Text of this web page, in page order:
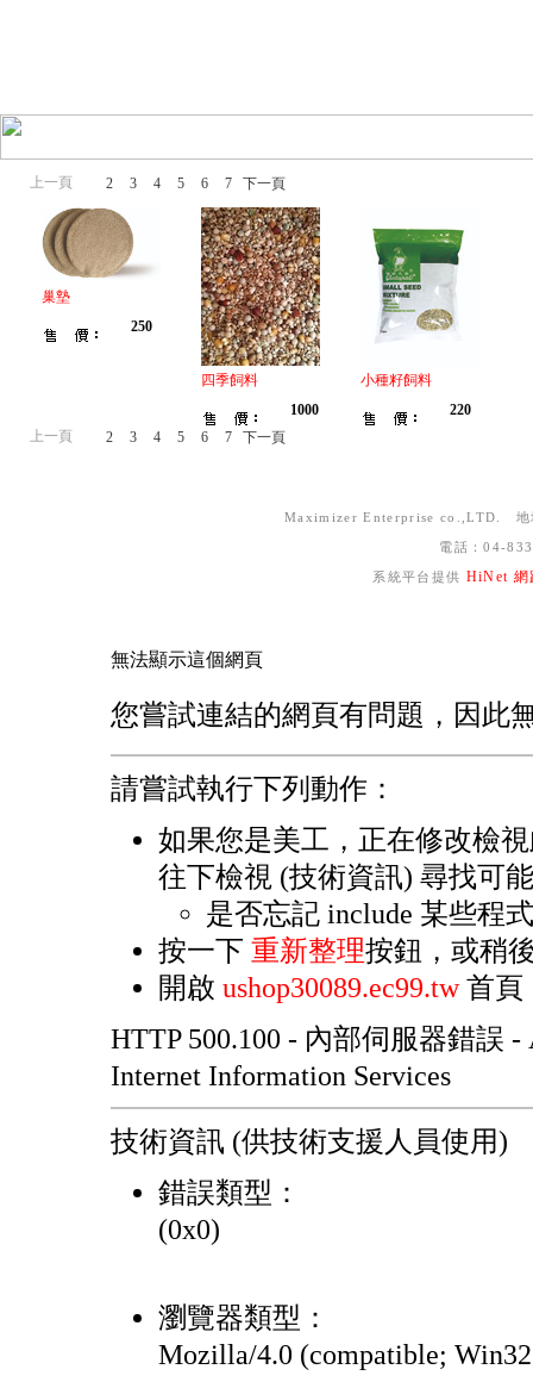
上一頁 2 3 4 5 6 7 下一頁
巢墊
250
四季飼料
1000
小種籽飼料
220
上一頁
2 3 4 5 6 7 下一頁
Maximizer Enterprise co.,LTD. 地
電話：04-
系統平台提供 HiNet 網
無法顯示這個網頁
您嘗試連結的網頁有問題，因此
請嘗試執行下列動作：
如果您是美工，正在修改檢
往下檢視 (技術資訊) 尋找可
是否忘記 include 某些程
按一下 重新整理按鈕，或稍
開啟 ushop30089.ec99.tw首頁
HTTP 500.100 - 內部伺服器錯誤 -
Internet Information Services
技術資訊 (供技術支援人員使用)
錯誤類型：
(0x0)
瀏覽器類型：
Mozilla/4.0 (compatible;